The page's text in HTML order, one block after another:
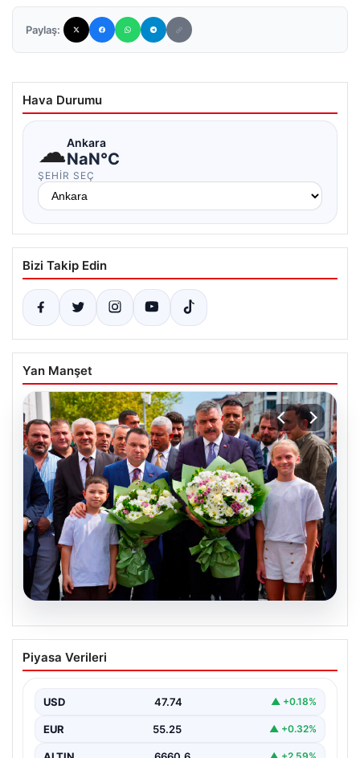
Paylaş:
Hava Durumu
☁Ankara
NaN°C
ŞEHIR SEÇ
Bizi Takip Edin
Yan Manşet
Adalet Bakanı Akın Gürlek ve İçişleri
Bakanı Mustafa Çiftçi İstanbul’da
Adalet Bakanı Akın Gürlek ve İçişleri Bakanı Mustafa
incelemelerde…
Piyasa Verileri
USD 47.74 ▲ +0.18%
EUR 55.25 ▲ +0.32%